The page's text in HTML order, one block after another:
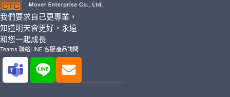
我們要求自己更專業，
知道明天會更好，永遠
和您一起成長
Teams 聯絡LINE 客服產品詢問